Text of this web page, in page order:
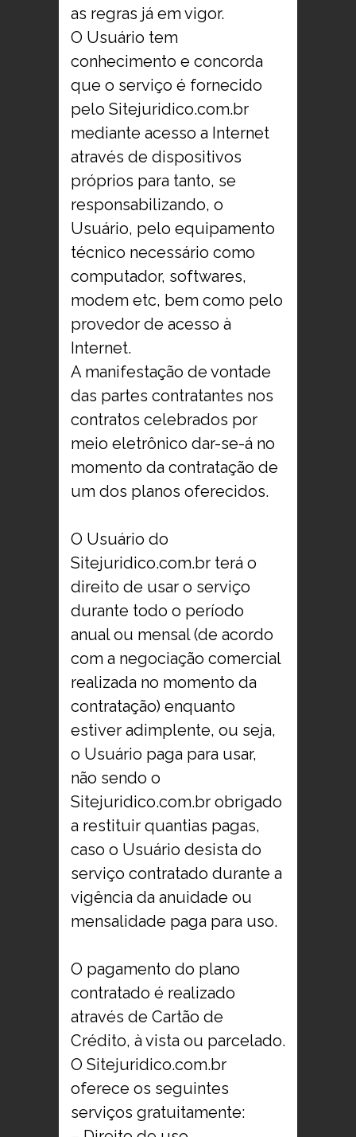
as regras já em vigor.
O Usuário tem
conhecimento e concorda
que o serviço é fornecido
pelo Sitejuridico.com.br
mediante acesso a Internet
através de dispositivos
próprios para tanto, se
responsabilizando, o
Usuário, pelo equipamento
técnico necessário como
computador, softwares,
modem etc, bem como pelo
provedor de acesso à
Internet.
A manifestação de vontade
das partes contratantes nos
contratos celebrados por
meio eletrônico dar-se-á no
momento da contratação de
um dos planos oferecidos.
O Usuário do
Sitejuridico.com.br terá o
direito de usar o serviço
durante todo o período
anual ou mensal (de acordo
com a negociação comercial
realizada no momento da
contratação) enquanto
estiver adimplente, ou seja,
o Usuário paga para usar,
não sendo o
Sitejuridico.com.br obrigado
a restituir quantias pagas,
caso o Usuário desista do
serviço contratado durante a
vigência da anuidade ou
mensalidade paga para uso.
O pagamento do plano
contratado é realizado
através de Cartão de
Crédito, à vista ou parcelado.
O Sitejuridico.com.br
oferece os seguintes
serviços gratuitamente: